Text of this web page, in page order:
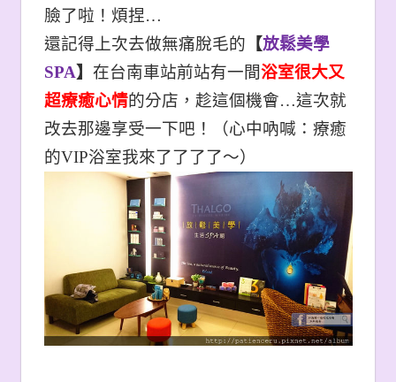
臉了啦！煩捏…
還記得上次去做無痛脫毛的 【放鬆美學
SPA】 在台南車站前站有一間浴室很大又
超療癒心情的分店，趁這個機會…這次就
改去那邊享受一下吧！（心中吶喊：療癒
的VIP浴室我來了了了了～）